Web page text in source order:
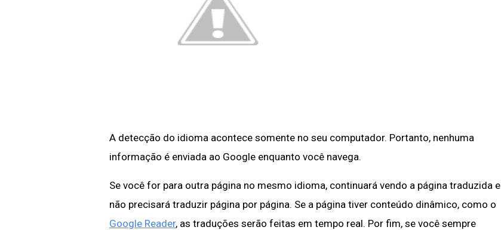
A detecção do idioma acontece somente no seu computador. Portanto, nenhuma
informação é enviada ao Google enquanto você navega.
Se você for para outra página no mesmo idioma, continuará vendo a página traduzida e
não precisará traduzir página por página. Se a página tiver conteúdo dinâmico, como o
Google Reader, as traduções serão feitas em tempo real. Por fim, se você sempre